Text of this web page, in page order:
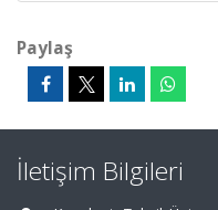
Paylaş
İletişim Bilgileri